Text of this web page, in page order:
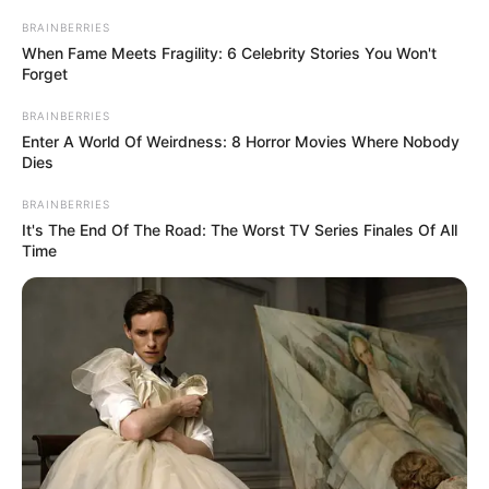
makanan yang dikenal dan dicintai oleh hampir semua orang di
dunia.
Roti gurih bercampur keju membuat kelezatannya benar-benar
sulit untuk dilupakan. Berikut ini ada beberapa fakta tentang pizza
yang pastinya mampu menggugah seleramu.
Virus Corona
1. Amerika mengonsumsi 350 potong pizza setiap
BRAINBERRIES
When Fame Meets Fragility: 6 Celebrity Stories You Won't
Forget
BRAINBERRIES
Enter A World Of Weirdness: 8 Horror Movies Where Nobody
Dies
BRAINBERRIES
It's The End Of The Road: The Worst TV Series Finales Of All
Time